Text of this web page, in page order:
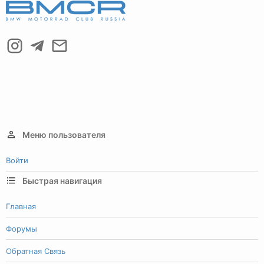
Меню пользователя
Войти
Быстрая навигация
Главная
Форумы
Обратная Связь